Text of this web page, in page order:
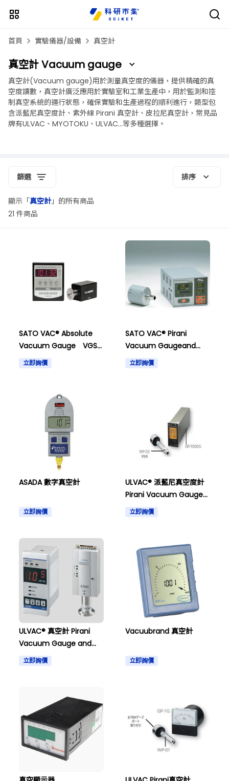
首頁 實驗儀器/設備 真空計
真空計 Vacuum gauge
真空計(Vacuum gauge)用於測量真空度的儀器，提供精確的真
空度讀數，真空計廣泛應用於實驗室和工業生產中，用於監測和控
制真空系統的運行狀態，確保實驗和生產過程的順利進行，類型包
含派藍尼真空度計、紫外線 Pirani 真空計、皮拉尼真空計，常見品
牌有ULVAC、MYOTOKU、ULVAC...等多種選擇。
篩選 排序
顯示「真空計」的所有商品
21 件商品
SATO VAC® Absolute
Vacuum Gauge VGS-
240
立即詢價
SATO VAC® Pirani
Vacuum Gaugeand
others
立即詢價
ASADA 數字真空計
立即詢價
ULVAC® 派藍尼真空度計
Pirani Vacuum Gauge
and others
立即詢價
ULVAC® 真空計 Pirani
Vacuum Gauge and
others
立即詢價
Vacuubrand 真空計
立即詢價